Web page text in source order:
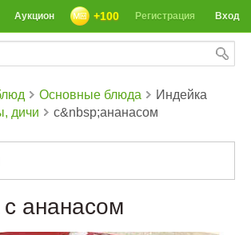
Вход
Регистрация
+100
Аукцион
Основные блюда
дичи
Индейка
с&nbsp;ананасом
ананасом